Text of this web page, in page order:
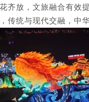
放，文旅融合有效
传统与现代交融，中